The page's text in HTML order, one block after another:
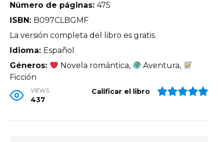
Número de páginas: 475
ISBN: B097CLBGMF
La versión completa del libro es gratis.
Idioma: Español
Géneros:
Novela romántica,
Aventura,
Ficción
VIEWS
437
Calificar el libro